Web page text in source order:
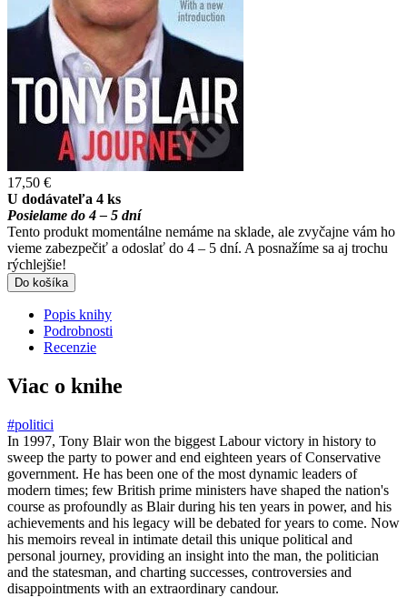
17,50 €
U dodávateľa 4 ks
Posielame do 4 – 5 dní
Tento produkt momentálne nemáme na sklade, ale zvyčajne vám ho
vieme zabezpečiť a odoslať do 4 – 5 dní. A posnažíme sa aj trochu
rýchlejšie!
Do košíka
Popis knihy
Podrobnosti
Recenzie
Viac o knihe
#politici
In 1997, Tony Blair won the biggest Labour victory in history to
sweep the party to power and end eighteen years of Conservative
government. He has been one of the most dynamic leaders of
modern times; few British prime ministers have shaped the nation's
course as profoundly as Blair during his ten years in power, and his
achievements and his legacy will be debated for years to come. Now
his memoirs reveal in intimate detail this unique political and
personal journey, providing an insight into the man, the politician
and the statesman, and charting successes, controversies and
disappointments with an extraordinary candour.